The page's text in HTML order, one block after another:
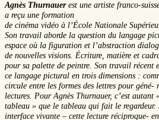
Agnès Thurnauerest une artiste franco-
a reçu une formation
de cinéma vidéo à l’École Nationale
Son travail aborde la question du langage
espace où la figuration et l’abstraction
de nouvelles visions. Écriture, matière et
pour sa palette de peintre. Son travail récent
ce langage pictural en trois dimensions :
circule entre les formes des lettres pour géné-
lectures. Pour Agnès Thurnauer, c’est
tableau » que le tableau qui fait le regardeur.
interface vivante – cette lecture réciproque-